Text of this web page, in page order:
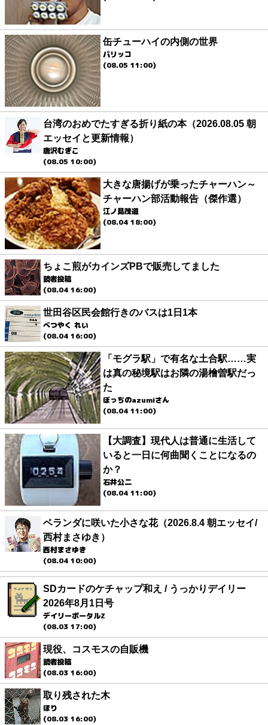
缶チューハイの内側の世界
パリッコ
(08.05 11:00)
台湾のおめでたすぎる折り紙の本（2026.08.05 朝
エッセイと更新情報）
唐沢むぎこ
(08.05 10:00)
大きな唐揚げが乗ったチャーハン～
チャーハン部活動報告（傑作選）
江ノ島茂道
(08.04 18:00)
ちょこ煎がカインズPBで販売してました
読者投稿
(08.04 16:00)
世田谷区民会館行きのバスは1日1本
べつやく れい
(08.04 16:00)
「モグラ駅」で有名な土合駅……実
は真の秘境駅はお隣の湯檜曽駅だっ
た
ぼっちのazumiさん
(08.04 11:00)
【大調査】現代人は普通に生活して
いると一日に何曲聞くことになるの
か？
石井公二
(08.04 11:00)
ベランダに咲いた小さな花（2026.8.4 朝エッセイ/
西村まさゆき）
西村まさゆき
(08.04 10:00)
SDカードのケチャップ和え / うっかりデイリー
2026年8月1日号
デイリーポータルZ
(08.03 17:00)
現役、コスモスの自販機
読者投稿
(08.03 16:00)
取り残された木
ほり
(08.03 16:00)